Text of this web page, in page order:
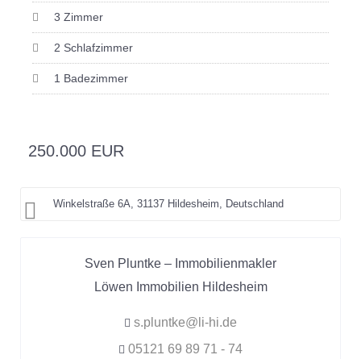
3 Zimmer
2 Schlafzimmer
1 Badezimmer
250.000 EUR
Winkelstraße 6A, 31137 Hildesheim, Deutschland
Sven Pluntke – Immobilienmakler
Löwen Immobilien Hildesheim
s.pluntke@li-hi.de
05121 69 89 71 - 74